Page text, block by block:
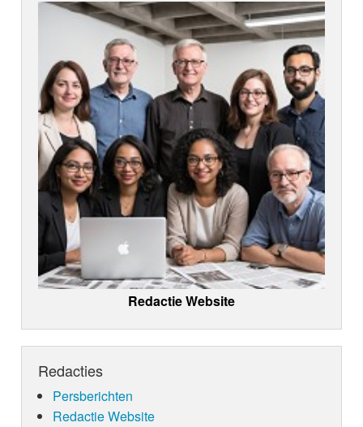
Redactie Website
Redacties
Persberichten
Redactie Website